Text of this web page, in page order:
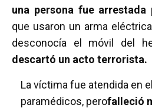
una persona fue
que usaron un arma
desconocía el móvil del
descartó un acto terrorista.
La víctima fue atendida en
paramédicos, perofalleció